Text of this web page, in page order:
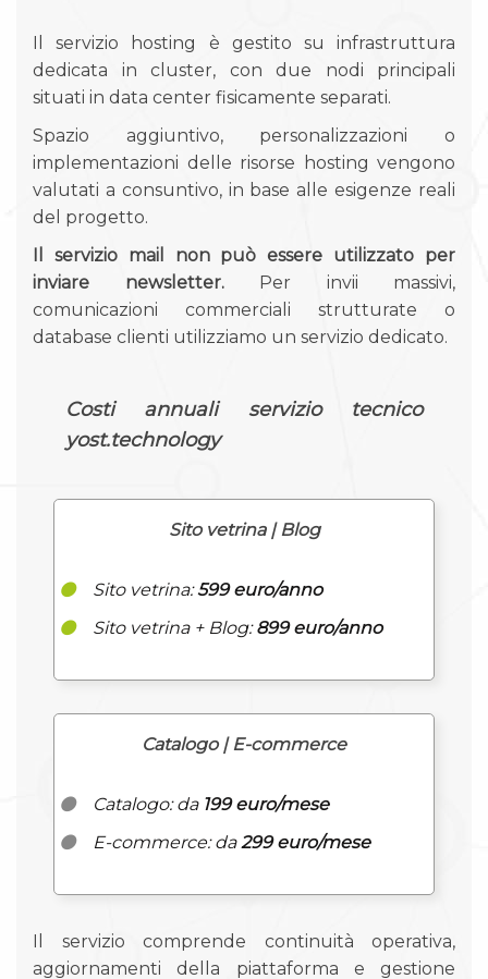
Il servizio hosting è gestito su infrastruttura
dedicata in cluster, con due nodi principali
situati in data center fisicamente separati.
Spazio aggiuntivo, personalizzazioni o
implementazioni delle risorse hosting vengono
valutati a consuntivo, in base alle esigenze reali
del progetto.
Il servizio mail non può essere utilizzato per
inviare newsletter.Per invii massivi,
comunicazioni commerciali strutturate o
database clienti utilizziamo un servizio dedicato.
Costi annuali servizio tecnico
yost.technology
Sito vetrina | Blog
Sito vetrina:599 euro/anno
Sito vetrina + Blog:899 euro/anno
Catalogo | E-commerce
Catalogo: da 199 euro/mese
E-commerce: da299 euro/mese
Il servizio comprende continuità operativa,
aggiornamenti della piattaforma e gestione